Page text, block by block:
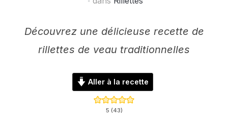
Découvrez une délicieuse recette de
rillettes de veau traditionnelles
Aller à la recette
5 (43)